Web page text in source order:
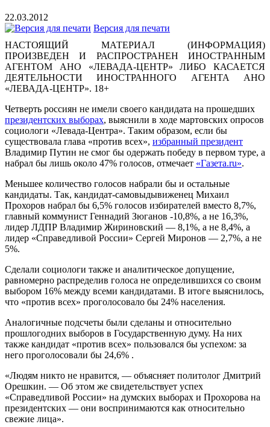
22.03.2012
Версия для печати
НАСТОЯЩИЙ МАТЕРИАЛ (ИНФОРМАЦИЯ)
ПРОИЗВЕДЕН И РАСПРОСТРАНЕН ИНОСТРАННЫМ
АГЕНТОМ АНО «ЛЕВАДА-ЦЕНТР» ЛИБО КАСАЕТСЯ
ДЕЯТЕЛЬНОСТИ ИНОСТРАННОГО АГЕНТА АНО
«ЛЕВАДА-ЦЕНТР». 18+
Четверть россиян не имели своего кандидата на прошедших
президентских выборах, выяснили в ходе мартовских опросов
социологи «Левада-Центра». Таким образом, если бы
существовала глава «против всех», избранный президент
Владимир Путин не смог бы одержать победу в первом туре, а
набрал бы лишь около 47% голосов, отмечает «Газета.ru».
Меньшее количество голосов набрали бы и остальные
кандидаты. Так, кандидат-самовыдывиженец Михаил
Прохоров набрал бы 6,5% голосов избирателей вместо 8,7%,
главный коммунист Геннадий Зюганов -10,8%, а не 16,3%,
лидер ЛДПР Владимир Жириновский — 8,1%, а не 8,4%, а
лидер «Справедливой России» Сергей Миронов — 2,7%, а не
5%.
Сделали социологи также и аналитическое допущение,
равномерно распределив голоса не определившихся со своим
выбором 16% между всеми кандидатами. В итоге выяснилось,
что «против всех» проголосовало бы 24% населения.
Аналогичные подсчеты были сделаны и относительно
прошлогодних выборов в Государственную думу. На них
также кандидат «против всех» пользовался бы успехом: за
него проголосовали бы 24,6% .
«Людям никто не нравится, — объясняет политолог Дмитрий
Орешкин. — Об этом же свидетельствует успех
«Справедливой России» на думских выборах и Прохорова на
президентских — они воспринимаются как относительно
свежие лица».